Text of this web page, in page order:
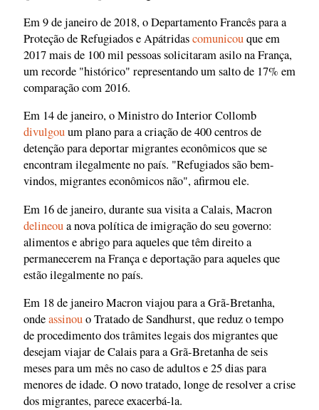
Em 9 de janeiro de 2018, o Departamento Francês para a
Proteção de Refugiados e Apátridascomunicouque em
2017 mais de 100 mil pessoas solicitaram asilo na França,
um recorde "histórico" representando um salto de 17% em
comparação com 2016.
Em 14 de janeiro, o Ministro do Interior Collomb
divulgouum plano para a criação de 400 centros de
detenção para deportar migrantes econômicos que se
encontram ilegalmente no país. "Refugiados são bem-
vindos, migrantes econômicos não", afirmou ele.
Em 16 de janeiro, durante sua visita a Calais, Macron
delineoua nova política de imigração do seu governo:
alimentos e abrigo para aqueles que têm direito a
permanecerem na França e deportação para aqueles que
estão ilegalmente no país.
Em 18 de janeiro Macron viajou para a Grã-Bretanha,
ondeassinouo Tratado de Sandhurst, que reduz o tempo
de procedimento dos trâmites legais dos migrantes que
desejam viajar de Calais para a Grã-Bretanha de seis
meses para um mês no caso de adultos e 25 dias para
menores de idade. O novo tratado, longe de resolver a crise
dos migrantes, parece exacerbá-la.